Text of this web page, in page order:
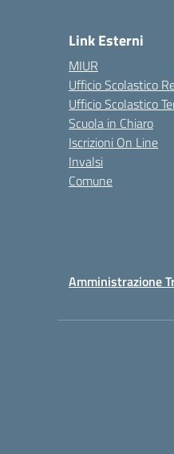
Link Esterni
MIUR
Ufficio Scolastico
Ufficio Scolastico
Scuola in Chiaro
Iscrizioni On Line
Invalsi
Comune
Amministrazione